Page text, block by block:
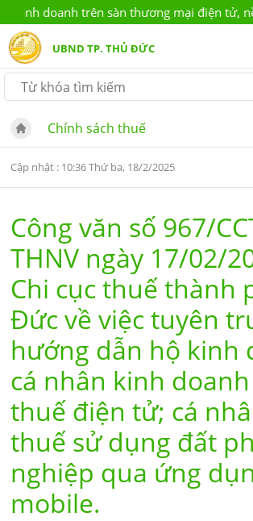
doanh trên sàn thương mại điện tử, nền
UBND TP. THỦ ĐỨC
Chính sách thuế
Cập nhật : 10:36 Thứ ba, 18/2/2025
Công văn số 967/
THNV ngày 17/02/
Chi cục thuế thành
Đức về việc tuyên
hướng dẫn hộ kinh
cá nhân kinh
thuế điện tử; cá
thuế sử dụng đất
nghiệp qua ứng
mobile.